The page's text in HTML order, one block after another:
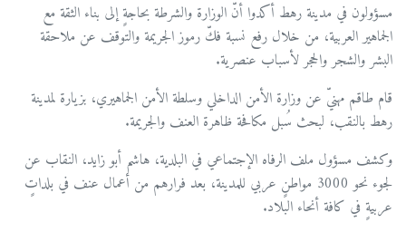
مسؤولون في مدينة رهط أكدوا أنّ الوزارة والشرطة بحاجةٍ إلى بناء الثقة مع
الجماهير العربية، من خلال رفع نسبة فكّ رموز الجريمة والتوقف عن ملاحقة
البشر والشجر والحجر لأسباب عنصرية.
قام طاقم مهنيّ عن وزارة الأمن الداخلي وسلطة الأمن الجماهيري، بزيارة لمدينة
رهط بالنقب، لبحث سُبل مكافحة ظاهرة العنف والجريمة.
وكشف مسؤول ملف الرفاه الإجتماعي في البلدية، هاشم أبو زايد، النقاب عن
لجوء نحو 3000 مواطنٍ عربي للمدينة، بعد فرارهم من أعمال عنف في بلداتٍ
عربيةٍ في كافة أنحاء البلاد.